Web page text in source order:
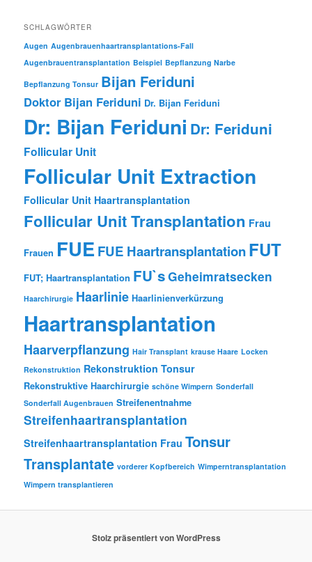
SCHLAGWÖRTER
Augen Augenbrauenhaartransplantations-Fall
Augenbrauentransplantation Beispiel Bepflanzung Narbe
Bepflanzung Tonsur Bijan Feriduni
Doktor Bijan Feriduni Dr. Bijan Feriduni
Dr: Bijan Feriduni Dr: Feriduni
Follicular Unit
Follicular Unit Extraction
Follicular Unit Haartransplantation
Follicular Unit Transplantation Frau
Frauen FUE FUE HaartransplantationFUT
FUT; Haartransplantation FU`sGeheimratsecken
Haarchirurgie Haarlinie Haarlinienverkürzung
Haartransplantation
Haarverpflanzung Hair Transplant krause Haare Locken
Rekonstruktion Rekonstruktion Tonsur
Rekonstruktive Haarchirurgie schöne Wimpern Sonderfall
Sonderfall Augenbrauen Streifenentnahme
Streifenhaartransplantation
Streifenhaartransplantation Frau Tonsur
Transplantate vorderer Kopfbereich Wimperntransplantation
Wimpern transplantieren
Stolz präsentiert von WordPress